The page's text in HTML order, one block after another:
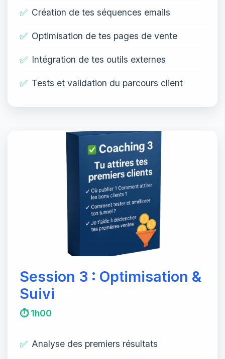
✅ Création de tes séquences emails
✅ Optimisation de tes pages de vente
✅ Intégration de tes outils externes
✅ Tests et validation du parcours client
Session 3 : Optimisation &
Suivi
⏱️ 1h00
✅ Analyse des premiers résultats